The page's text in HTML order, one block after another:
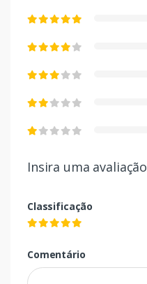
Insira uma avaliação
Classificação
Comentário